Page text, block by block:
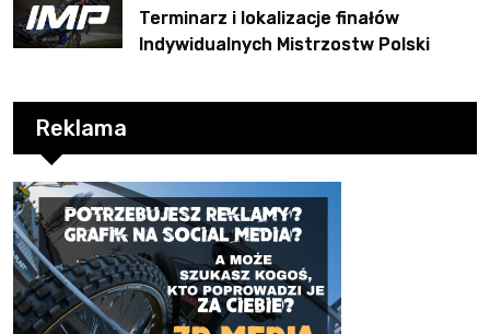
Terminarz i lokalizacje finałów
Indywidualnych Mistrzostw Polski
Reklama